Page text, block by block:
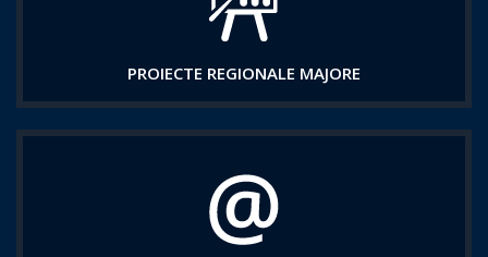
PROIECTE REGIONALE MAJORE